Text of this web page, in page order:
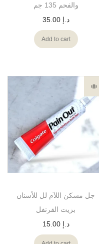
والفحم 135 جم
د.إ 35.00
Add to cart
جل مسكن اللآم لل للأسنان
بزيت القرنفل
د.إ 15.00